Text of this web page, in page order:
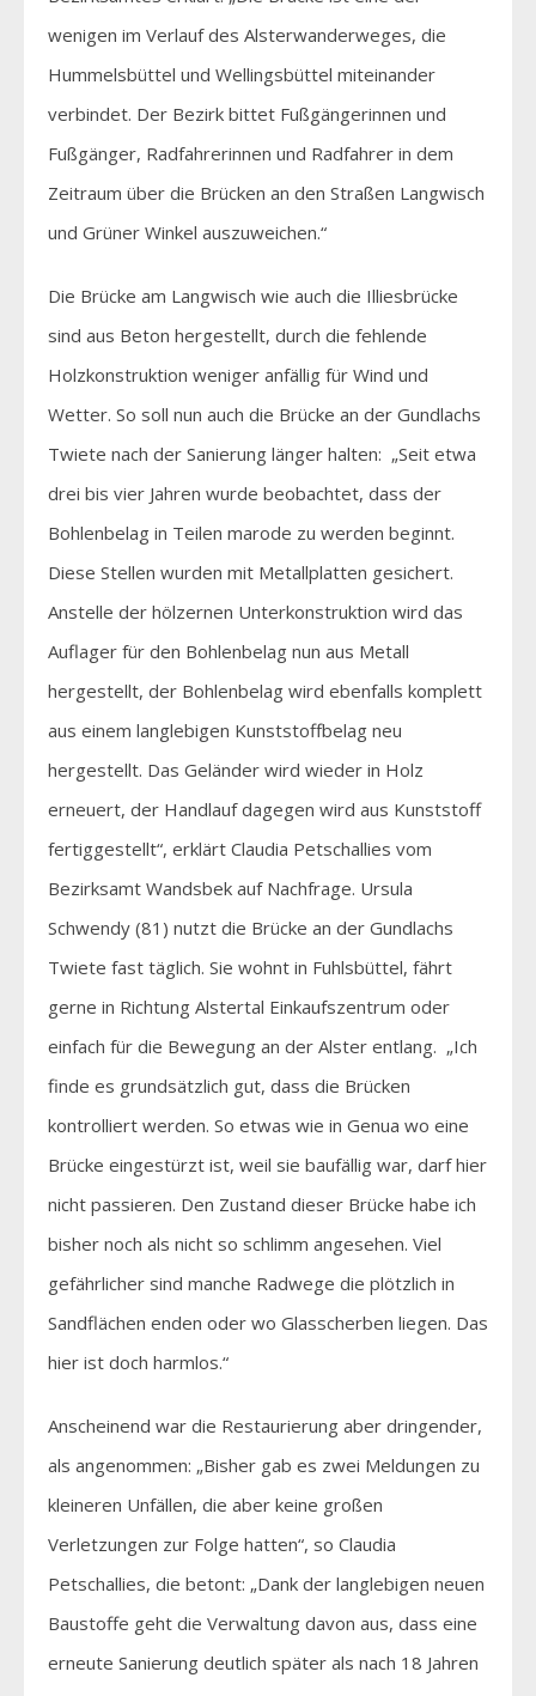
wenigen im Verlauf des Alsterwanderweges, die
Hummelsbüttel und Wellingsbüttel miteinander
verbindet. Der Bezirk bittet Fußgängerinnen und
Fußgänger, Radfahrerinnen und Radfahrer in dem
Zeitraum über die Brücken an den Straßen Langwisch
und Grüner Winkel auszuweichen.“
Die Brücke am Langwisch wie auch die Illiesbrücke
sind aus Beton hergestellt, durch die fehlende
Holzkonstruktion weniger anfällig für Wind und
Wetter. So soll nun auch die Brücke an der Gundlachs
Twiete nach der Sanierung länger halten: „Seit etwa
drei bis vier Jahren wurde beobachtet, dass der
Bohlenbelag in Teilen marode zu werden beginnt.
Diese Stellen wurden mit Metallplatten gesichert.
Anstelle der hölzernen Unterkonstruktion wird das
Auflager für den Bohlenbelag nun aus Metall
hergestellt, der Bohlenbelag wird ebenfalls komplett
aus einem langlebigen Kunststoffbelag neu
hergestellt. Das Geländer wird wieder in Holz
erneuert, der Handlauf dagegen wird aus Kunststoff
fertiggestellt“, erklärt Claudia Petschallies vom
Bezirksamt Wandsbek auf Nachfrage. Ursula
Schwendy (81) nutzt die Brücke an der Gundlachs
Twiete fast täglich. Sie wohnt in Fuhlsbüttel, fährt
gerne in Richtung Alstertal Einkaufszentrum oder
einfach für die Bewegung an der Alster entlang. „Ich
finde es grundsätzlich gut, dass die Brücken
kontrolliert werden. So etwas wie in Genua wo eine
Brücke eingestürzt ist, weil sie baufällig war, darf hier
nicht passieren. Den Zustand dieser Brücke habe ich
bisher noch als nicht so schlimm angesehen. Viel
gefährlicher sind manche Radwege die plötzlich in
Sandflächen enden oder wo Glasscherben liegen. Das
hier ist doch harmlos.“
Anscheinend war die Restaurierung aber dringender,
als angenommen: „Bisher gab es zwei Meldungen zu
kleineren Unfällen, die aber keine großen
Verletzungen zur Folge hatten“, so Claudia
Petschallies, die betont: „Dank der langlebigen neuen
Baustoffe geht die Verwaltung davon aus, dass eine
erneute Sanierung deutlich später als nach 18 Jahren